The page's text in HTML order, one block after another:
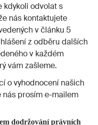
kdykoli odvolat s
nás kontaktujete
v článku 5
z odběru dalších
v každém
vám zašleme.
o vyhodnocení našich
nás prosím e-mailem
dodržování právních